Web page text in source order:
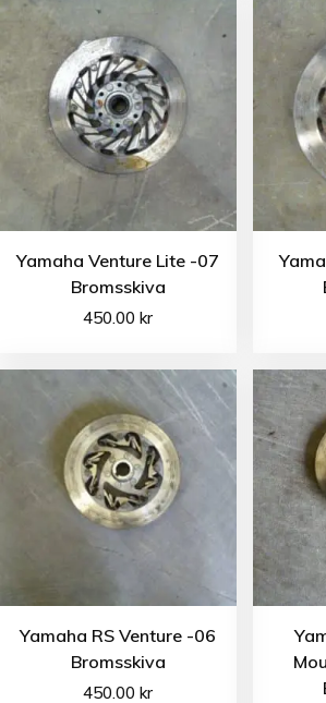
Yamaha Venture Lite -07
Bromsskiva
450.00kr
Yamaha RS Venture -06
Bromsskiva
450.00kr